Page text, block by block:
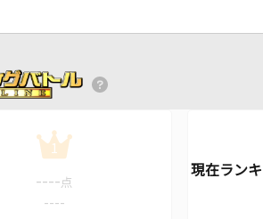
1
---- 点
----